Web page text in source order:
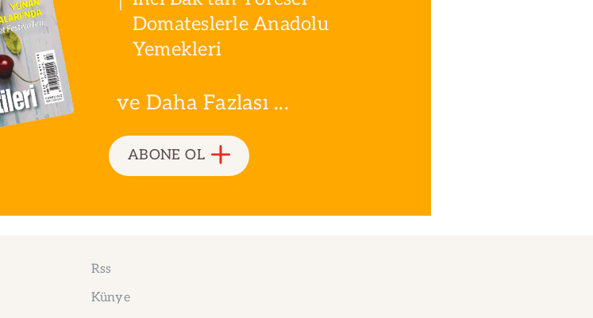
Domateslerle Anadolu
Yemekleri
ve Daha Fazlası ...
ABONE OL
Rss
Künye